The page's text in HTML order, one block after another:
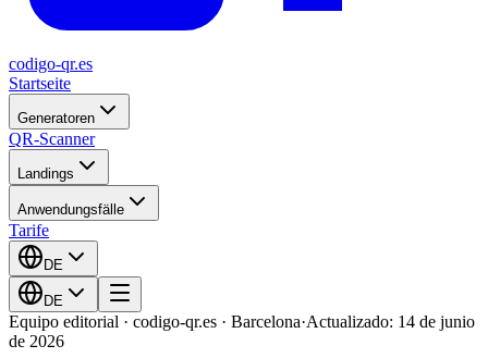
codigo-qr.es
Startseite
Generatoren
QR-Scanner
Landings
Anwendungsfälle
Tarife
DE
DE
Equipo editorial · codigo-qr.es · Barcelona·Actualizado: 14 de junio
de 2026